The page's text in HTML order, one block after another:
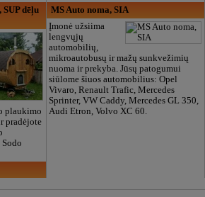
dēļu
plaukimo
pradėjote
MS Auto noma, SIA
Įmonė užsiima
lengvųjų
automobilių,
mikroautobusų ir mažų sunkvežimių
nuoma ir prekyba. Jūsų patogumui
siūlome šiuos automobilius: Opel
Vivaro, Renault Trafic, Mercedes
Sprinter, VW Caddy, Mercedes GL 350,
Audi Etron, Volvo XC 60.